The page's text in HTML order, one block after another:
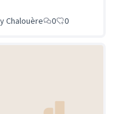
Chalouère 0 0